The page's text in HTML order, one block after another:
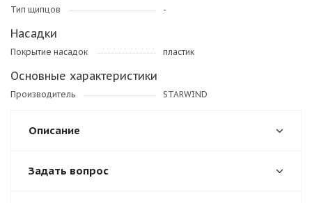
Тип щипцов
-
Насадки
Покрытие насадок пластик
Основные характеристики
Производитель STARWIND
Описание
Задать вопрос